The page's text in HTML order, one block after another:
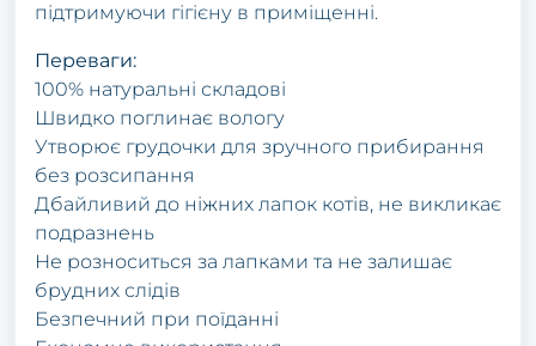
підтримуючи гігієну в приміщенні.
Переваги:
100% натуральні складові
Швидко поглинає вологу
Утворює грудочки для зручного прибирання
без розсипання
Дбайливий до ніжних лапок котів, не викликає
подразнень
Не розноситься за лапками та не залишає
брудних слідів
Безпечний при поїданні